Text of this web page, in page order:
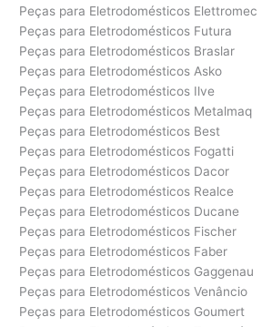
Peças para Eletrodomésticos Elettromec
Peças para Eletrodomésticos Futura
Peças para Eletrodomésticos Braslar
Peças para Eletrodomésticos Asko
Peças para Eletrodomésticos Ilve
Peças para Eletrodomésticos Metalmaq
Peças para Eletrodomésticos Best
Peças para Eletrodomésticos Fogatti
Peças para Eletrodomésticos Dacor
Peças para Eletrodomésticos Realce
Peças para Eletrodomésticos Ducane
Peças para Eletrodomésticos Fischer
Peças para Eletrodomésticos Faber
Peças para Eletrodomésticos Gaggenau
Peças para Eletrodomésticos Venâncio
Peças para Eletrodomésticos Goumert